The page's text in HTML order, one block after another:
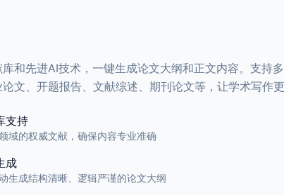
和先进AI技术，一键生成论文大纲和正文内容。支持
文、开题报告、文献综述、期刊论文等，让学术写作更
支持
域的权威文献，确保内容专业准确
成
生成结构清晰、逻辑严谨的论文大纲